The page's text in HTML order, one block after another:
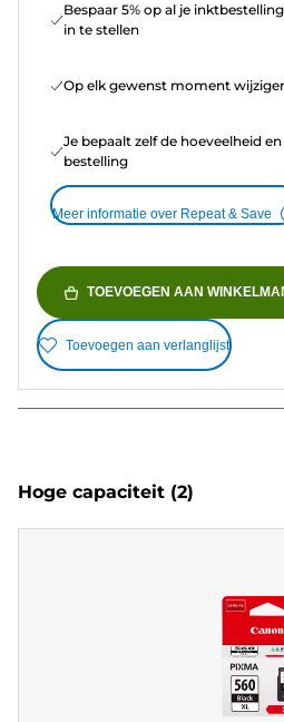
Bespaar 5% op al je
in te stellen
Op elk gewenst moment
Je bepaalt zelf de hoeveelheid
bestelling
Meer informatie over Repeat & Save
TOEVOEGEN AAN
Toevoegen aan verlanglijst
Hoge capaciteit (2)